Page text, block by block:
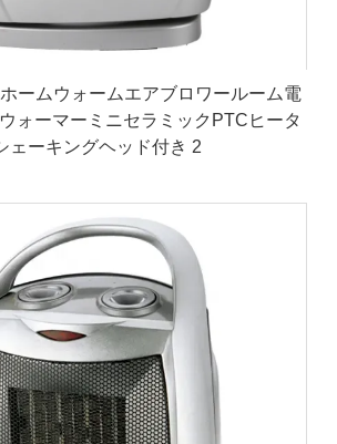
ームウォームエアブロワールーム電
ォーマーミニセラミックPTCヒータ
ェーキングヘッド付き 2